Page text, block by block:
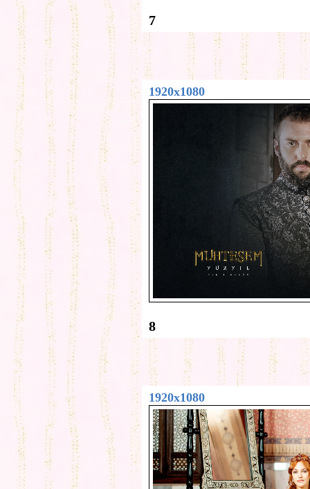
7
1920x1080
8
1920x1080